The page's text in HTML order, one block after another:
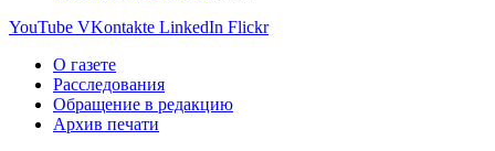
YouTube VKontakte LinkedIn Flickr
О газете
Расследования
Обращение в редакцию
Архив печати